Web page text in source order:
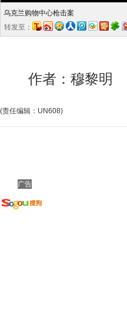
乌克兰购物中心枪击案
转发至：
作者：穆黎明
(责任编辑：UN608)
广告